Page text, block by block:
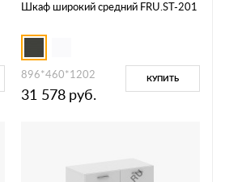
Шкаф широкий средний FRU.ST-201
896*460*1202
31 578 руб.
КУПИТЬ